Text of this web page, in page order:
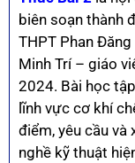
biên soạn thành
THPT Phan
Minh Trí – giáo
2024. Bài học
lĩnh vực cơ khí
điểm, yêu cầu và
nghề kỹ thuật